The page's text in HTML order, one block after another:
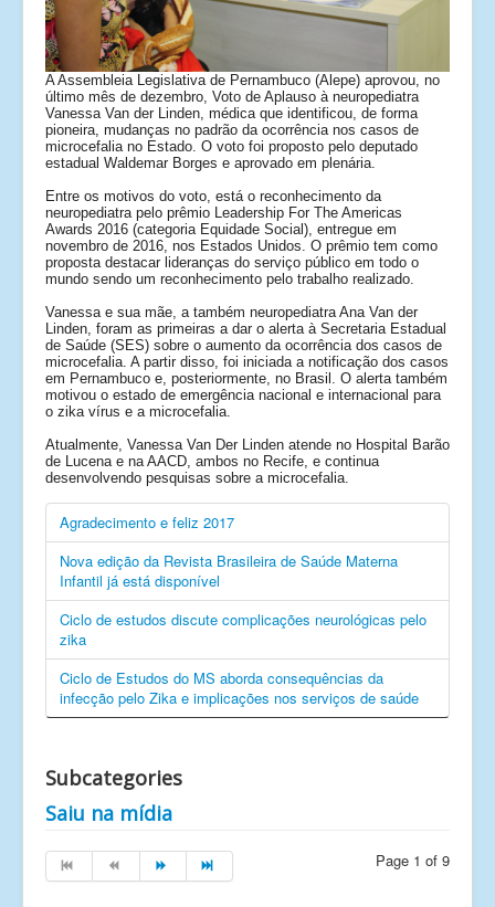
A Assembleia Legislativa de Pernambuco (Alepe) aprovou, no
último mês de dezembro, Voto de Aplauso à neuropediatra
Vanessa Van der Linden, médica que identificou, de forma
pioneira, mudanças no padrão da ocorrência nos casos de
microcefalia no Estado. O voto foi proposto pelo deputado
estadual Waldemar Borges e aprovado em plenária.
Entre os motivos do voto, está o reconhecimento da
neuropediatra pelo prêmio Leadership For The Americas
Awards 2016 (categoria Equidade Social), entregue em
novembro de 2016, nos Estados Unidos. O prêmio tem como
proposta destacar lideranças do serviço público em todo o
mundo sendo um reconhecimento pelo trabalho realizado.
Vanessa e sua mãe, a também neuropediatra Ana Van der
Linden, foram as primeiras a dar o alerta à Secretaria Estadual
de Saúde (SES) sobre o aumento da ocorrência dos casos de
microcefalia. A partir disso, foi iniciada a notificação dos casos
em Pernambuco e, posteriormente, no Brasil. O alerta também
motivou o estado de emergência nacional e internacional para
o zika vírus e a microcefalia.
Atualmente, Vanessa Van Der Linden atende no Hospital Barão
de Lucena e na AACD, ambos no Recife, e continua
desenvolvendo pesquisas sobre a microcefalia.
Agradecimento e feliz 2017
Nova edição da Revista Brasileira de Saúde Materna
Infantil já está disponível
Ciclo de estudos discute complicações neurológicas pelo
zika
Ciclo de Estudos do MS aborda consequências da
infecção pelo Zika e implicações nos serviços de saúde
Subcategories
Saiu na mídia
Page 1 of 9